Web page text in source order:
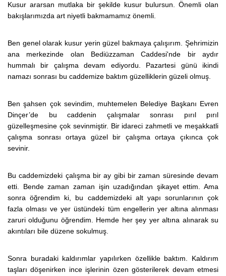
Kusur ararsan mutlaka bir şekilde kusur bulursun. Önemli olan
bakışlarımızda art niyetli bakmamamız önemli.
Ben genel olarak kusur yerin güzel bakmaya çalışırım. Şehrimizin
ana merkezinde olan Bediüzzaman Caddesi'nde bir aydır
hummalı bir çalışma devam ediyordu. Pazartesi günü ikindi
namazı sonrası bu caddemize baktım güzelliklerin güzeli olmuş.
Ben şahsen çok sevindim, muhtemelen Belediye Başkanı Evren
Dinçer’de bu caddenin çalışmalar sonrası pırıl pırıl
güzelleşmesine çok sevinmiştir. Bir idareci zahmetli ve meşakkatli
çalışma sonrası ortaya güzel bir çalışma ortaya çıkınca çok
sevinir.
Bu caddemizdeki çalışma bir ay gibi bir zaman süresinde devam
etti. Bende zaman zaman işin uzadığından şikayet ettim. Ama
sonra öğrendim ki, bu caddemizdeki alt yapı sorunlarının çok
fazla olması ve yer üstündeki tüm engellerin yer altına alınması
zaruri olduğunu öğrendim. Hemde her şey yer altına alınarak su
akıntıları bile düzene sokulmuş.
Sonra buradaki kaldırımlar yapılırken özellikle baktım. Kaldırım
taşları döşenirken ince işlerinin özen gösterilerek devam etmesi